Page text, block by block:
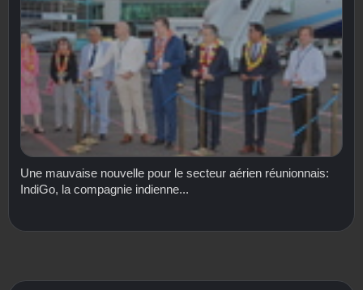
Une mauvaise nouvelle pour le secteur aérien réunionnais:
IndiGo, la compagnie indienne...